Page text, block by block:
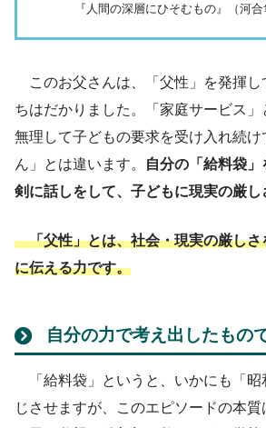
『人間の深層にひそむもの』（河
このお父さんは、「父性」を発揮し
ちはだかりました。「家庭サービス」
無理して子どもの要求を受け入れ続け
ん」とは違います。
自分の「給料袋
剣に話しをして、子どもに現実の厳し
「父性」とは、社会・現実の厳しさ
に伝える力です。
自分の力で考え出したもの
「給料袋」というと、いかにも「昭
じさせますが、このエピソードの本質